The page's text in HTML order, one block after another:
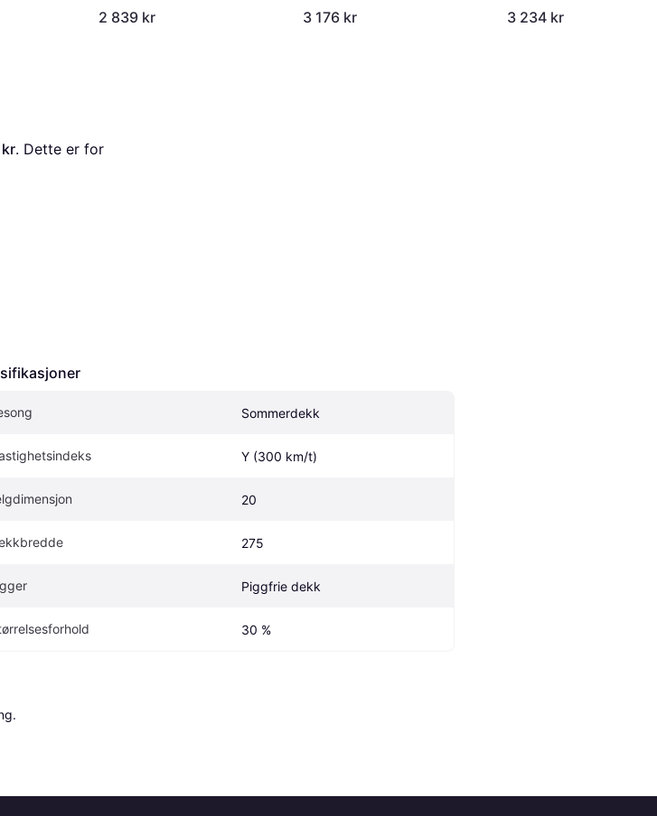
2 839 kr 3 176 kr 3 234 kr
kr. Dette er for
Sommerdekk
Y (300 km/t)
20
275
Piggfrie dekk
30 %